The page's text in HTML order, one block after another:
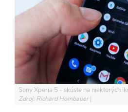
Sony Xperia 5 - skúste na niektorých
Zdroj: Richard Hombauer